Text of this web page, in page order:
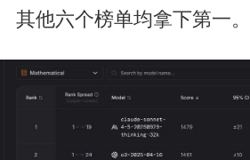
其他六个榜单均拿下第一。